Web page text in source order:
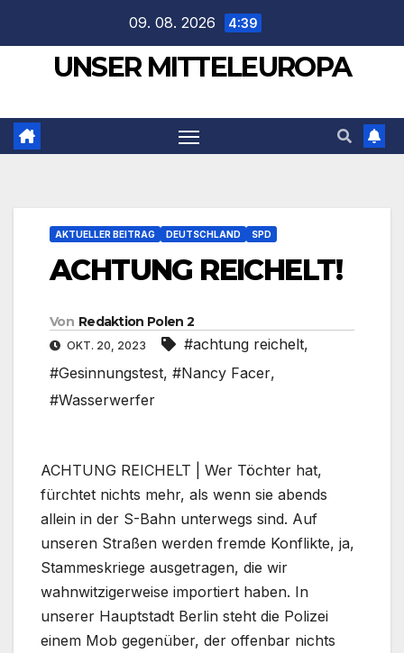
springen
09. 08. 2026 4:39
UNSER MITTELEUROPA
AKTUELLER BEITRAG DEUTSCHLAND SPD
ACHTUNG REICHELT!
Von Redaktion Polen 2
OKT. 20, 2023 #achtung reichelt,
#Gesinnungstest, #Nancy Facer,
#Wasserwerfer
ACHTUNG REICHELT | Wer Töchter hat,
fürchtet nichts mehr, als wenn sie abends
allein in der S-Bahn unterwegs sind. Auf
unseren Straßen werden fremde Konflikte, ja,
Stammeskriege ausgetragen, die wir
wahnwitzigerweise importiert haben. In
unserer Hauptstadt Berlin steht die Polizei
einem Mob gegenüber, der offenbar nichts